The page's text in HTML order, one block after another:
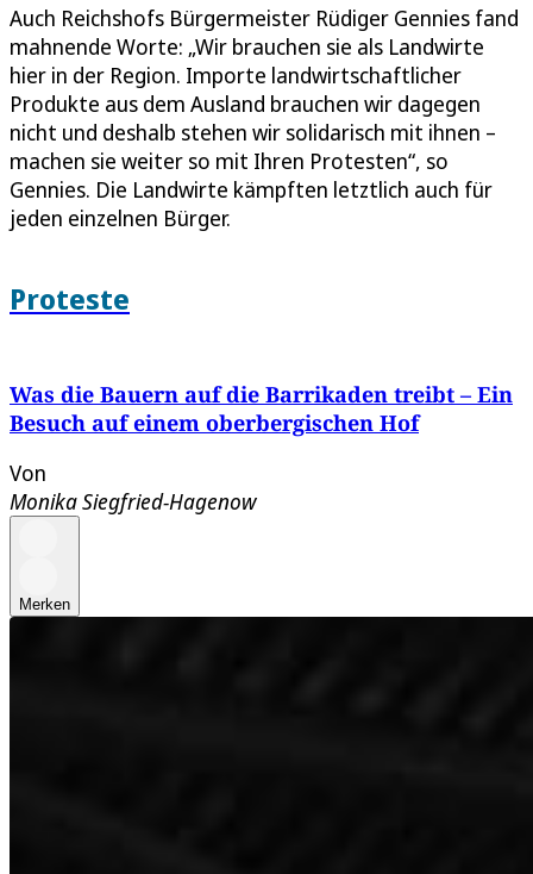
Auch Reichshofs Bürgermeister Rüdiger Gennies fand
mahnende Worte: „Wir brauchen sie als Landwirte
hier in der Region. Importe landwirtschaftlicher
Produkte aus dem Ausland brauchen wir dagegen
nicht und deshalb stehen wir solidarisch mit ihnen –
machen sie weiter so mit Ihren Protesten“, so
Gennies. Die Landwirte kämpften letztlich auch für
jeden einzelnen Bürger.
Proteste
Was die Bauern auf die Barrikaden treibt – Ein
Besuch auf einem oberbergischen Hof
Von
Monika Siegfried-Hagenow
Merken